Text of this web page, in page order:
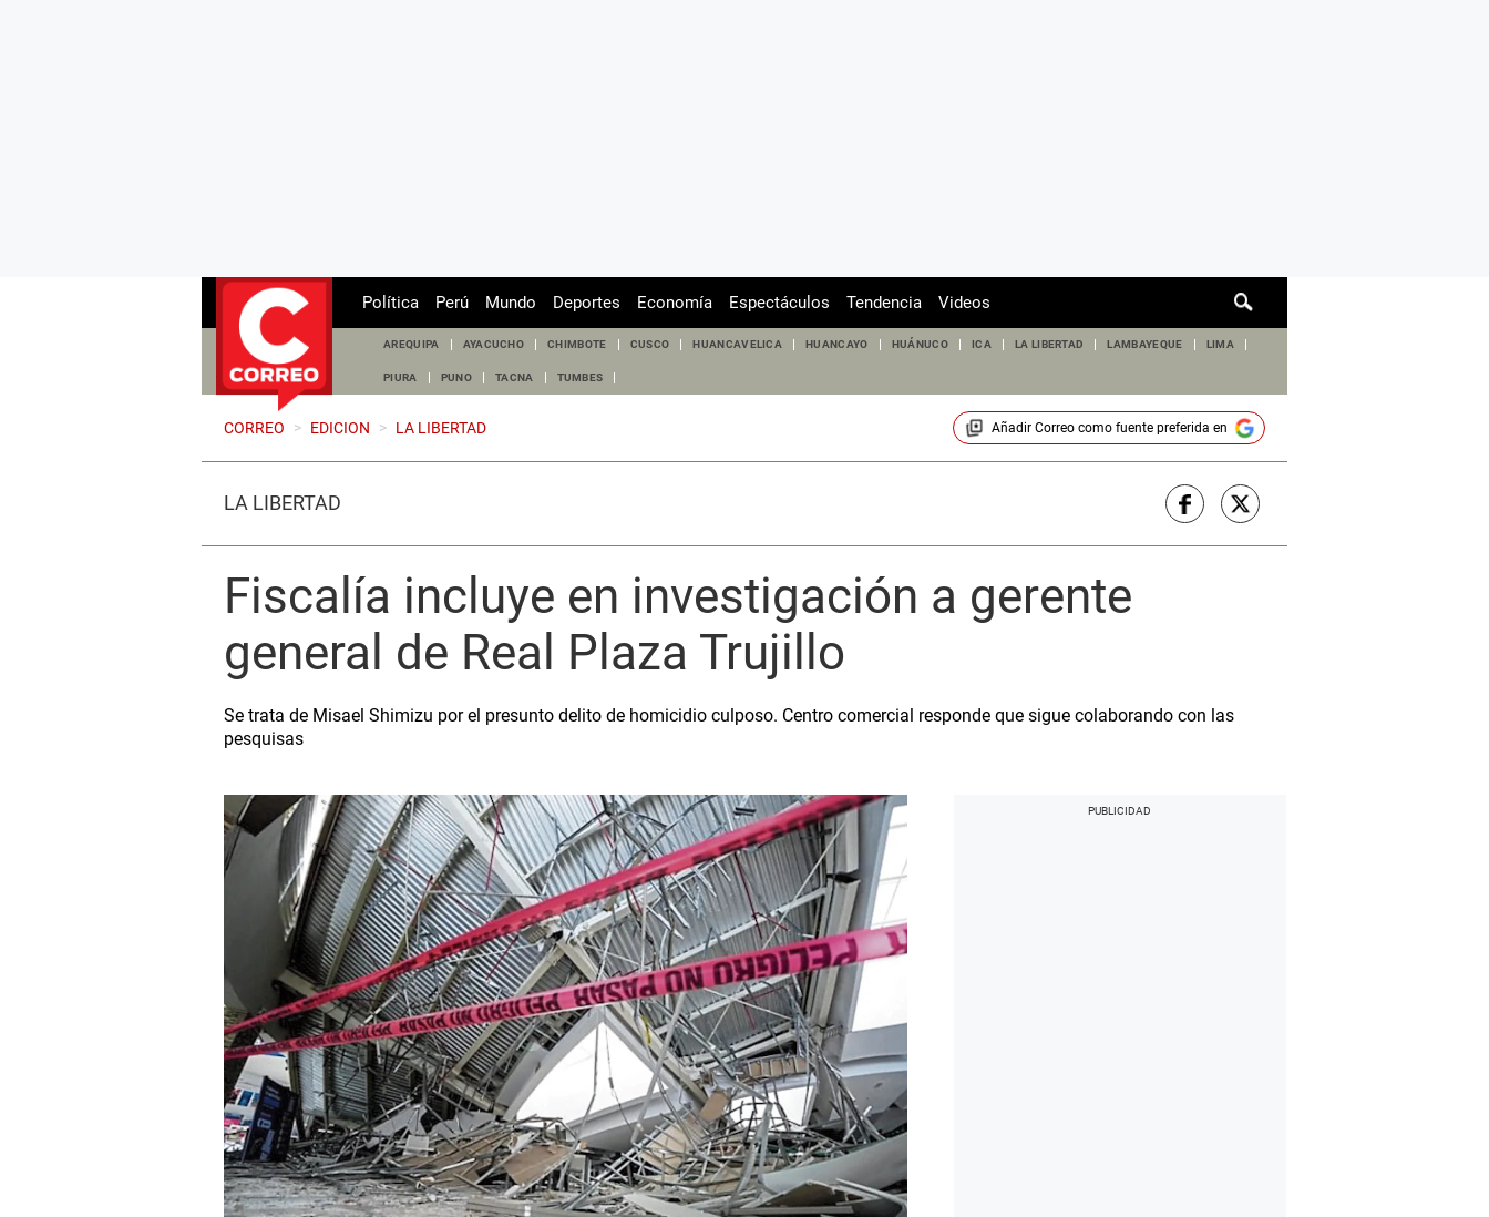
de
Política Perú Mundo Deportes Economía Espectáculos Tendencia Videos
AREQUIPA AYACUCHO CHIMBOTE CUSCO HUANCAVELICA HUANCAYO HUÁNUCO ICA LA LIBERTAD LAMBAYEQUE LIMA
PIURA PUNO TACNA TUMBES
CORREO > EDICION > LA LIBERTAD Añadir Correocomo fuente preferida en
LA LIBERTAD
Fiscalía incluye en investigación a gerente
general de Real Plaza Trujillo
Se trata de Misael Shimizu por el presunto delito de homicidio culposo. Centro comercial responde que sigue colaborando con las
pesquisas